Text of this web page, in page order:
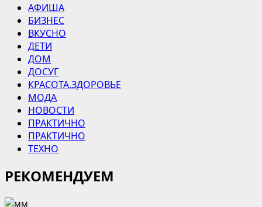
АФИША
БИЗНЕС
ВКУСНО
ДЕТИ
ДОМ
ДОСУГ
КРАСОТА.ЗДОРОВЬЕ
МОДА
НОВОСТИ
ПРАКТИЧНО
ПРАКТИЧНО
ТЕХНО
РЕКОМЕНДУЕМ